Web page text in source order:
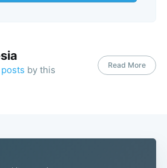
by this
Read More